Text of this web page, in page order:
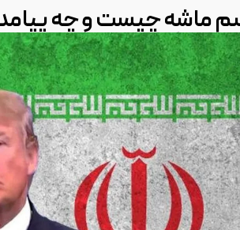
ماشه چیست و چه
بدون دیدگاه دسته بندی:متفرقه